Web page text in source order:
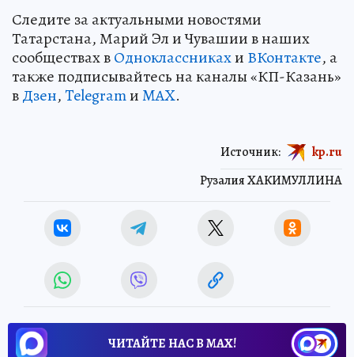
Следите за актуальными новостями
Татарстана, Марий Эл и Чувашии в наших
сообществах вОдноклассникахи ВКонтакте, а
также подписывайтесь на каналы «КП-Казань»
вДзен,TelegramиMAX.
Рузалия ХАКИМУЛЛИНА
Источник: kp.ru
ЧИТАЙТЕ НАС В МАХ!